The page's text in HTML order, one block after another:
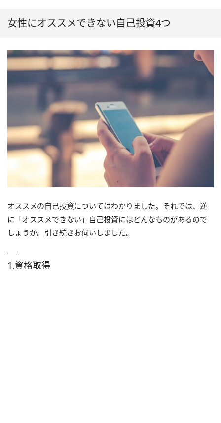
女性にオススメできない自己投資4つ
オススメの自己投資についてはわかりました。それでは、逆
に「オススメできない」自己投資にはどんなものがあるので
しょうか。引き続きお伺いしました。
1.資格取得